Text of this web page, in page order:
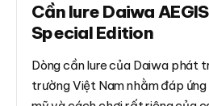
Cần lure Daiwa
Special Edition
Dòng cần lure của Daiwa phát
trường Việt Nam nhằm đáp